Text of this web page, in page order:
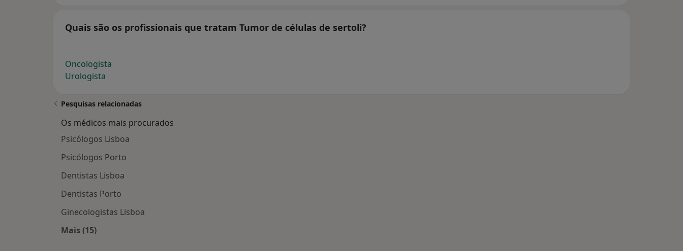
Quais são os profissionais que tratam Tumor de células de sertoli?
Oncologista
Urologista
Pesquisas relacionadas
Os médicos mais procurados
Psicólogos Lisboa
Psicólogos Porto
Dentistas Lisboa
Dentistas Porto
Ginecologistas Lisboa
Mais (15)